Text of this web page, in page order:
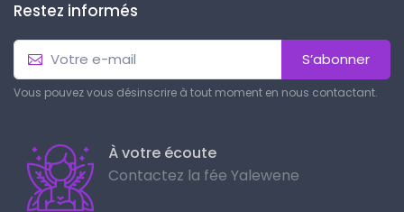
Restez informés
S’abonner
Vous pouvez vous désinscrire à tout moment en nous contactant.
À votre écoute
Contactez la fée Yalewene